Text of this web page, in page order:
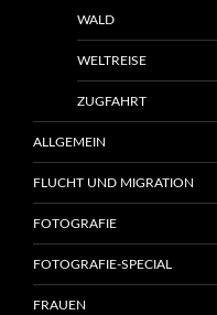
WALD
WELTREISE
ZUGFAHRT
ALLGEMEIN
FLUCHT UND MIGRATION
FOTOGRAFIE
FOTOGRAFIE-SPECIAL
FRAUEN